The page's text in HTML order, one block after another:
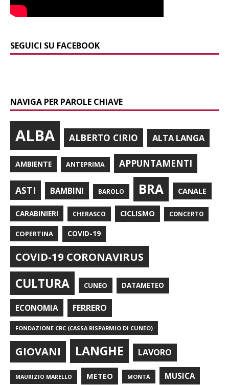
SEGUICI SU FACEBOOK
NAVIGA PER PAROLE CHIAVE
ALBA ALBERTO CIRIO ALTA LANGA
AMBIENTE ANTEPRIMA APPUNTAMENTI
ASTI BAMBINI BAROLO BRA CANALE
CARABINIERI CHERASCO CICLISMO CONCERTO
COPERTINA COVID-19
COVID-19 CORONAVIRUS
CULTURA CUNEO DATAMETEO
ECONOMIA FERRERO
FONDAZIONE CRC (CASSA RISPARMIO DI CUNEO)
GIOVANI LANGHE LAVORO
MAURIZIO MARELLO METEO MONTÀ MUSICA